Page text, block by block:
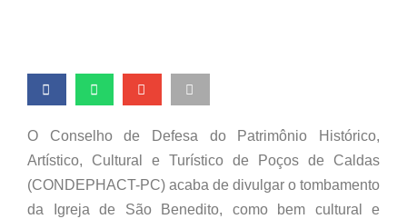
O Conselho de Defesa do Patrimônio Histórico,
Artístico, Cultural e Turístico de Poços de Caldas
(CONDEPHACT-PC) acaba de divulgar o tombamento
da Igreja de São Benedito, como bem cultural e